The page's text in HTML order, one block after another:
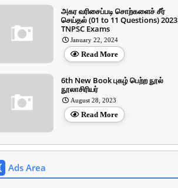
அகர வரிசைப்படி சொற்களைச் சீர்
செய்தல் (01 to 11 Questions) 2023
TNPSC Exams
January 22, 2024
Read More
6th New Book புகழ் பெற்ற நூல்
நூலாசிரியர்
August 28, 2023
Read More
Ads Area